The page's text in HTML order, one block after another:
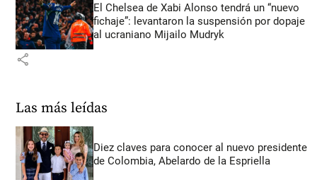
El Chelsea de Xabi Alonso tendrá un “nuevo
fichaje”: levantaron la suspensión por dopaje
al ucraniano Mijailo Mudryk
share
Las más leídas
Diez claves para conocer al nuevo presidente
de Colombia, Abelardo de la Espriella